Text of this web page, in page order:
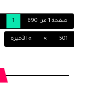
صفحة 1 من 690 1
501
» » الأخيرة